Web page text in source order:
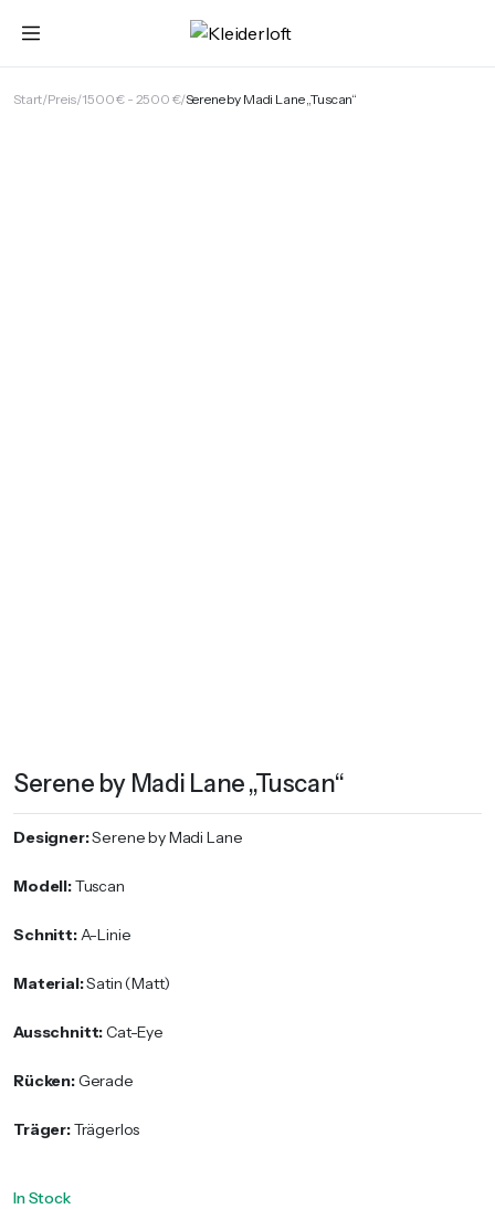
Start Preis 1500 € - 2500 € Serene by Madi Lane „Tuscan“
Serene by Madi Lane „Tuscan“
Designer:Serene by Madi Lane
Modell:Tuscan
Schnitt:A-Linie
Material:Satin (Matt)
Ausschnitt:Cat-Eye
Rücken:Gerade
Träger:Trägerlos
In Stock